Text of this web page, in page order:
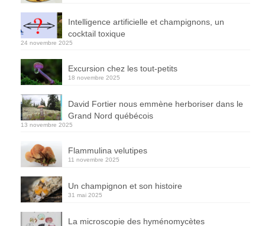
Intelligence artificielle et champignons, un
cocktail toxique
24 novembre 2025
Excursion chez les tout-petits
18 novembre 2025
David Fortier nous emmène herboriser dans le
Grand Nord québécois
13 novembre 2025
Flammulina velutipes
11 novembre 2025
Un champignon et son histoire
31 mai 2025
La microscopie des hyménomycètes